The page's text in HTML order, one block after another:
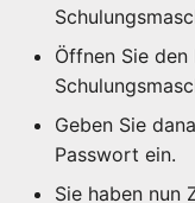
SPIs
Themes
Öffnen Sie
Geben Sie
Passwort ein.
Sie haben nun